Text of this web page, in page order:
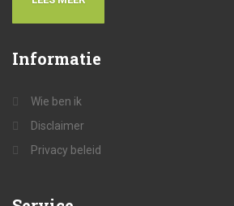
Informatie
Wie ben ik
Disclaimer
Privacy beleid